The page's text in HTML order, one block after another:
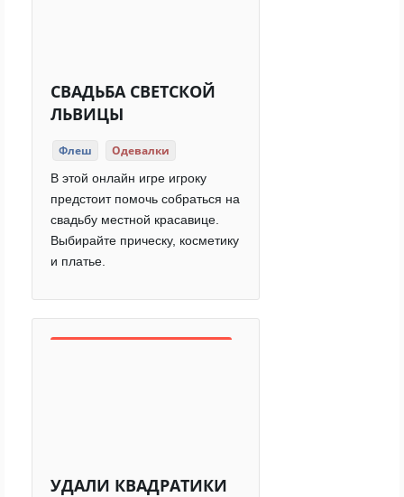
СВАДЬБА СВЕТСКОЙ
ЛЬВИЦЫ
Флеш Одевалки
В этой онлайн игре игроку
предстоит помочь собраться на
свадьбу местной красавице.
Выбирайте прическу, косметику
и платье.
УДАЛИ КВАДРАТИКИ